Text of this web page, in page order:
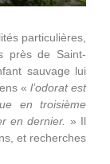
particulières,
près de Saint-
sauvage lui
« l’odorat est
en troisième
en dernier. » Il
et recherches